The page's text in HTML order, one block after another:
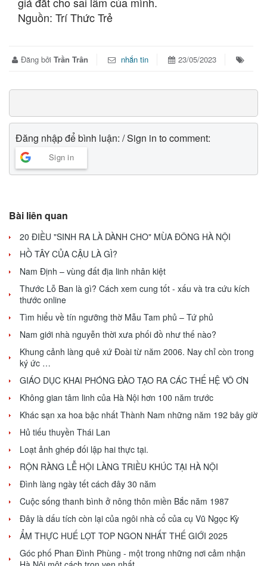
Nguồn: Trí Thức Trẻ
Đăng bởi Trần Trân nhắn tin 23/05/2023
Đăng nhập để bình luận: / Sign in to comment:
Sign in
Bài liên quan
20 ĐIỀU "SINH RA LÀ DÀNH CHO" MÙA ĐÔNG HÀ NỘI
HỒ TÂY CỦA CẬU LÀ GÌ?
Nam Định – vùng đất địa linh nhân kiệt
Thước Lỗ Ban là gì? Cách xem cung tốt - xấu và tra cứu kích
thước online
Tìm hiểu về tín ngưỡng thờ Mẫu Tam phủ – Tứ phủ
Nam giới nhà nguyễn thời xưa phối đồ như thế nào?
Khung cảnh làng quê xứ Đoài từ năm 2006. Nay chỉ còn trong
ký ức …
GIÁO DỤC KHAI PHÓNG ĐÀO TẠO RA CÁC THẾ HỆ VÔ ƠN
Không gian tâm linh của Hà Nội hơn 100 năm trước
Khác sạn xa hoa bậc nhất Thành Nam những năm 192 bây giờ
Hủ tiếu thuyền Thái Lan
Loạt ảnh ghép đối lập hai thực tại.
RỘN RÀNG LỄ HỘI LÀNG TRIỀU KHÚC TẠI HÀ NỘI
Đình làng ngày tết cách đây 30 năm
Cuộc sống thanh bình ở nông thôn miền Bắc năm 1987
Đây là dấu tích còn lại của ngôi nhà cổ của cụ Vũ Ngọc Kỳ
ẨM THỰC HUẾ LỌT TOP NGON NHẤT THẾ GIỚI 2025
Góc phố Phan Đình Phùng - một trong những nơi cảm nhận